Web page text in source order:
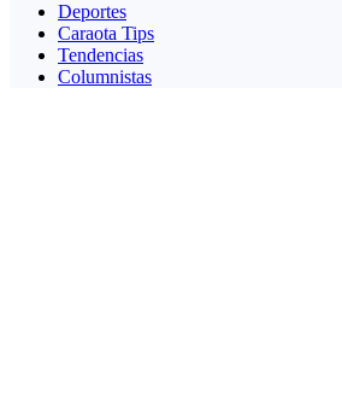
Deportes
Caraota Tips
Tendencias
Columnistas